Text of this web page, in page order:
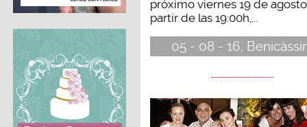
próximo viernes 19 de
partir de las 19:00h,...
05 - 08 - 16,